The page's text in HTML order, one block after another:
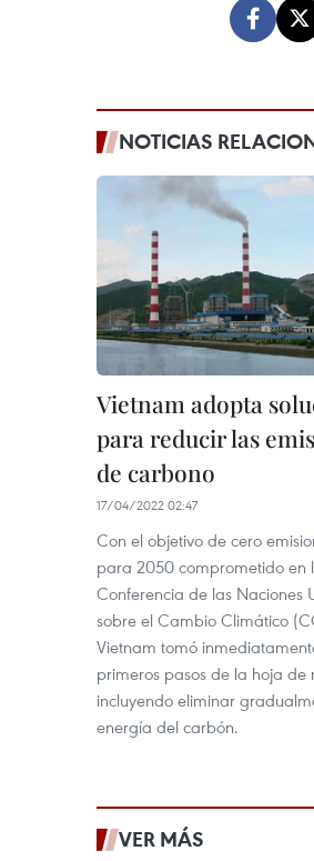
NOTICIAS
Vietnam adopta
para reducir las
de carbono
17/04/2022 02:47
Con el objetivo de cero
para 2050 comprometido en
Conferencia de las Naciones
sobre el Cambio Climático
Vietnam tomó
primeros pasos de la hoja de
incluyendo eliminar
energía del carbón.
VER MÁS